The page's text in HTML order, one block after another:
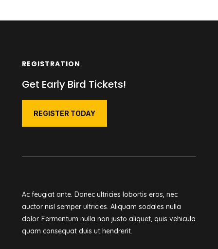
REGISTRATION
Get Early Bird Tickets!
REGISTER TODAY
Ac feugiat ante. Donec ultricies lobortis eros, nec
auctor nisl semper ultricies. Aliquam sodales nulla
dolor. Fermentum nulla non justo aliquet, quis vehicula
quam consequat duis ut hendrerit.